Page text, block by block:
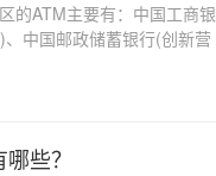
的ATM主要有：中国工商银
中国邮政储蓄银行(创新营
些？